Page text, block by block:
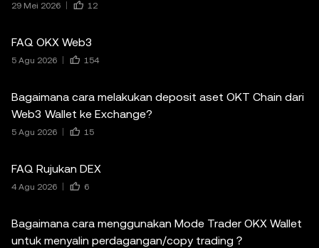
29 Mei 2026 12
FAQ OKX Web3
5 Agu 2026 154
Bagaimana cara melakukan deposit aset OKT Chain dari
Web3 Wallet ke Exchange?
5 Agu 2026 15
FAQ Rujukan DEX
4 Agu 2026 6
Bagaimana cara menggunakan Mode Trader OKX Wallet
untuk menyalin perdagangan/copy trading？